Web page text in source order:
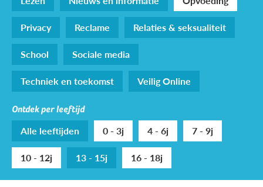
Privacy
Reclame
Relaties & seksualiteit
School
Sociale media
Techniek en toekomst
Veilig Online
Ontdek per leeftijd
Alle leeftijden 0 - 3j 4 - 6j
7 - 9j
10 - 12j
13 - 15j 16 - 18j